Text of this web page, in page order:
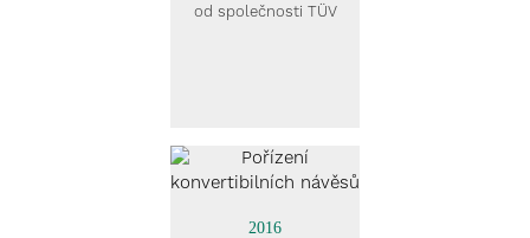
od společnosti TÜV
2016